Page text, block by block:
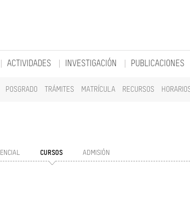
POSGRADO TRÁMITES MATRÍCULA RECURSOS
ACTIVIDADES INVESTIGACIÓN PUBLICACIONES
CURSOS ADMISIÓN